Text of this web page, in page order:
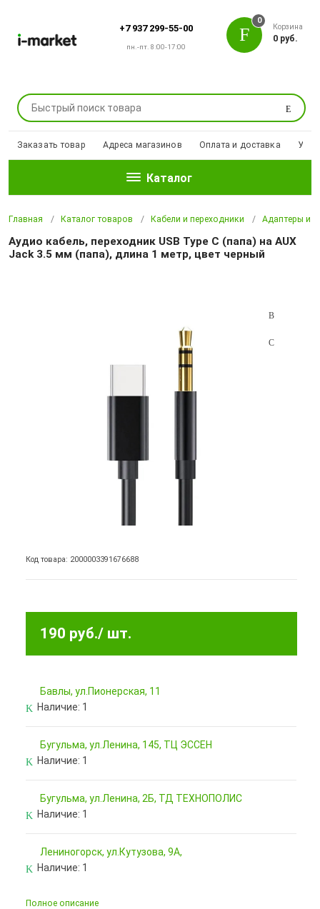
+7 937 299-55-00
пн.-пт. 8:00-17:00
Поиск
0
Корзина
0 руб.
Заказать товар Адреса магазинов Оплата и доставка
Каталог
Главная Каталог товаров Кабели и переходники Адаптеры и
Аудио кабель, переходник USB Type C (папа) на AUX
Jack 3.5 мм (папа), длина 1 метр, цвет черный
Код товара: 2000003391676688
190 руб./ шт.
Бавлы, ул.Пионерская, 11
Наличие: 1
Бугульма, ул.Ленина, 145, ТЦ ЭССЕН
Наличие: 1
Бугульма, ул.Ленина, 2Б, ТД ТЕХНОПОЛИС
Наличие: 1
Лениногорск, ул.Кутузова, 9А,
Наличие: 1
Полное описание